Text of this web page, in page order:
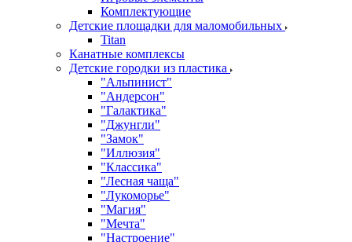
Комплектующие
Детские площадки для маломобильных
Titan
Канатные комплексы
Детские городки из пластика
"Альпинист"
"Андерсон"
"Галактика"
"Джунгли"
"Замок"
"Иллюзия"
"Классика"
"Лесная чаща"
"Лукоморье"
"Магия"
"Мечта"
"Настроение"